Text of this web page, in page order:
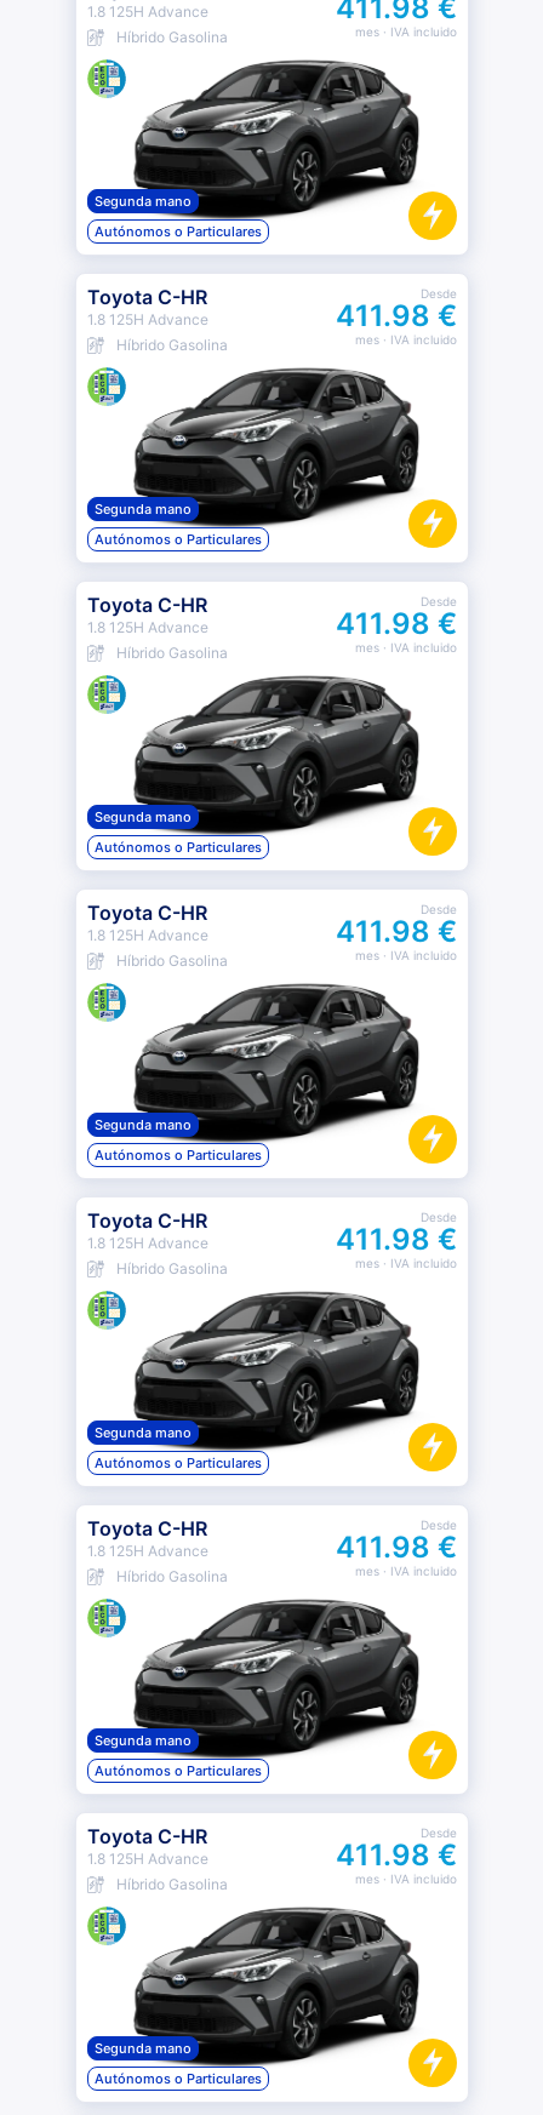
1.8 125H Advance
Híbrido Gasolina
411.98 €
mes· IVA incluido
Segunda mano
Autónomos o Particulares
Toyota C-HR
1.8 125H Advance
Híbrido Gasolina
Desde
411.98 €
mes· IVA incluido
Segunda mano
Autónomos o Particulares
Toyota C-HR
1.8 125H Advance
Híbrido Gasolina
Desde
411.98 €
mes· IVA incluido
Segunda mano
Autónomos o Particulares
Toyota C-HR
1.8 125H Advance
Híbrido Gasolina
Desde
411.98 €
mes· IVA incluido
Segunda mano
Autónomos o Particulares
Toyota C-HR
1.8 125H Advance
Híbrido Gasolina
Desde
411.98 €
mes· IVA incluido
Segunda mano
Autónomos o Particulares
Toyota C-HR
1.8 125H Advance
Híbrido Gasolina
Desde
411.98 €
mes· IVA incluido
Segunda mano
Autónomos o Particulares
Toyota C-HR
1.8 125H Advance
Híbrido Gasolina
Desde
411.98 €
mes· IVA incluido
Segunda mano
Autónomos o Particulares